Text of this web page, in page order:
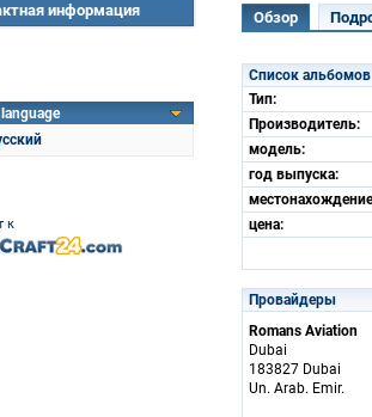
информация
к
Обзор
Список альбомов
Тип:
Производитель:
модель:
год выпуска:
цена:
Провайдеры
Romans Aviation
Dubai
183827 Dubai
Un. Arab. Emir.